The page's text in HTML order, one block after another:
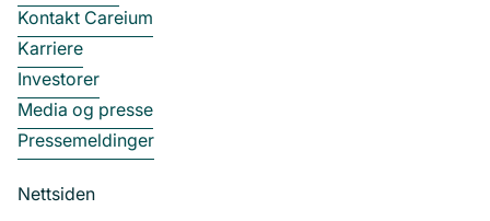
Kontakt Careium
Karriere
Investorer
Media og presse
Pressemeldinger
Nettsiden